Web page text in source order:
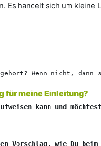
Es handelt sich um kleine
Wenn nicht,
für meine Einleitung?
kann und
Vorschlag, wie Du